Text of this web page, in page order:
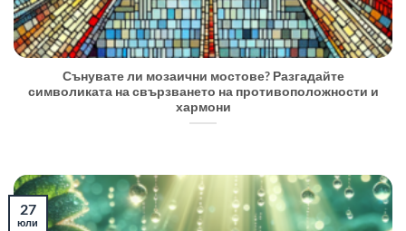
Сънувате ли мозаични мостове? Разгадайте
символиката на свързването на противоположности и
хармони
27
юли